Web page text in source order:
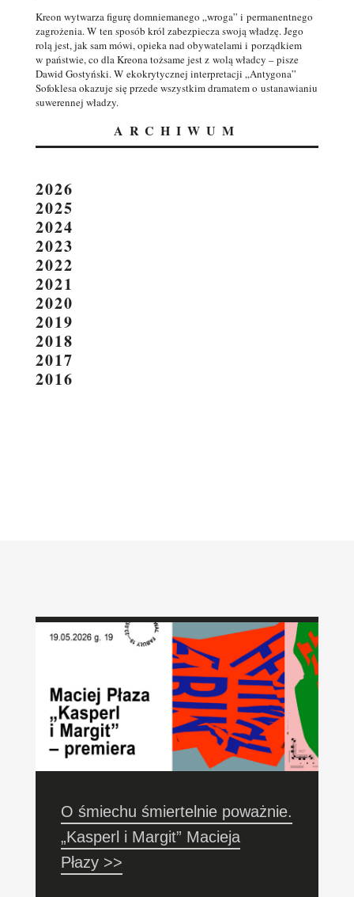
Kreon wytwarza figurę domniemanego „wroga” i permanentnego
zagrożenia. W ten sposób król zabezpiecza swoją władzę. Jego
rolą jest, jak sam mówi, opieka nad obywatelami i porządkiem
w państwie, co dla Kreona tożsame jest z wolą władcy – pisze
Dawid Gostyński. W ekokrytycznej interpretacji „Antygona”
Sofoklesa okazuje się przede wszystkim dramatem o ustanawianiu
suwerennej władzy.
ARCHIWUM
2026
2025
2024
2023
2022
2021
2020
2019
2018
2017
2016
O śmiechu śmiertelnie poważnie.
„Kasperl i Margit” Macieja
Płazy >>